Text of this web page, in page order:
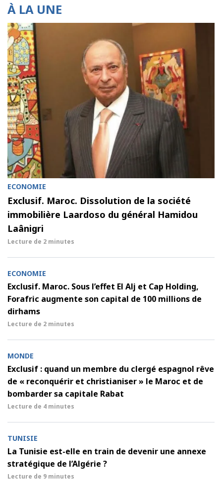
À LA UNE
ECONOMIE
Exclusif. Maroc. Dissolution de la société
immobilière Laardoso du général Hamidou
Laânigri
Lecture de 2 minutes
ECONOMIE
Exclusif. Maroc. Sous l’effet El Alj et Cap Holding,
Forafric augmente son capital de 100 millions de
dirhams
Lecture de 2 minutes
MONDE
Exclusif : quand un membre du clergé espagnol rêve
de « reconquérir et christianiser » le Maroc et de
bombarder sa capitale Rabat
Lecture de 4 minutes
TUNISIE
La Tunisie est-elle en train de devenir une annexe
stratégique de l’Algérie ?
Lecture de 9 minutes